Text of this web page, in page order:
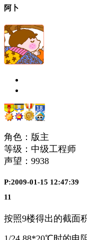
阿卜
角色：版主
等级：中级工程师
声望： 9938
P:2009-01-15 12:47:39
11
按照9楼得出的截面